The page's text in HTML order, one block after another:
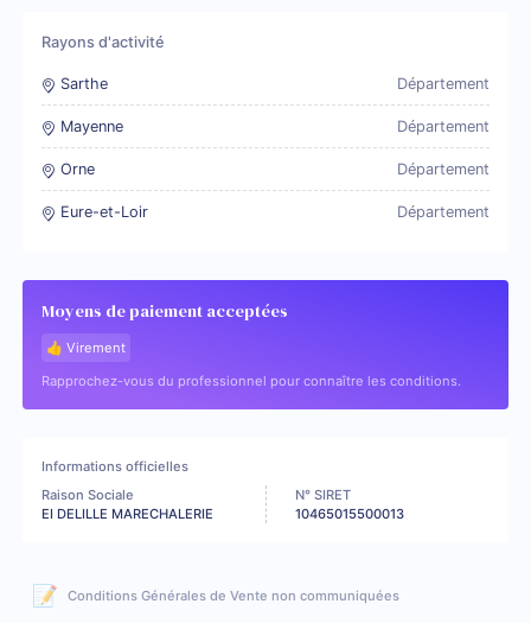
Rayons d'activité
Sarthe Département
Mayenne Département
Orne Département
Eure-et-Loir Département
Moyens de paiement acceptées
👍 Virement
Rapprochez-vous du professionnel pour connaître les conditions.
Informations officielles
Raison Sociale
EI DELILLE MARECHALERIE
N° SIRET
10465015500013
📝 Conditions Générales de Vente non communiquées